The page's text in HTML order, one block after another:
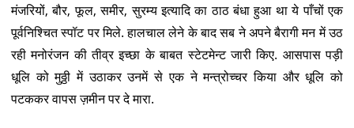
मंजरियों, बौर, फूल, समीर, सुरम्य इत्यादि का ठाठ बंधा हुआ था ये पाँचों एक
पूर्वनिश्चित स्पॉट पर मिले. हालचाल लेने के बाद सब ने अपने बैरागी मन में उठ
रही मनोरंजन की तीव्र इच्छा के बाबत स्टेटमेन्ट जारी किए. आसपास पड़ी
धूलि को मुठ्ठी में उठाकर उनमें से एक ने मन्त्रोच्चर किया और धूलि को
पटककर वापस ज़मीन पर दे मारा.